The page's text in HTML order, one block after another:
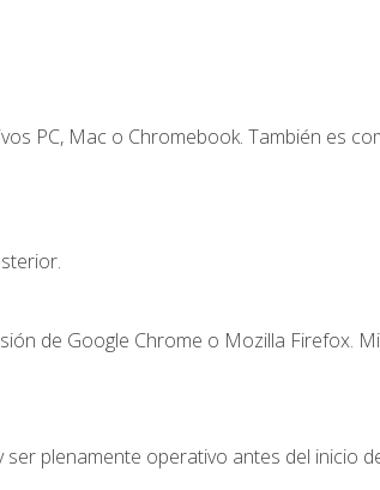
PC, Mac o Chromebook. También es
de Google Chrome o Mozilla Firefox.
plenamente operativo antes del inicio